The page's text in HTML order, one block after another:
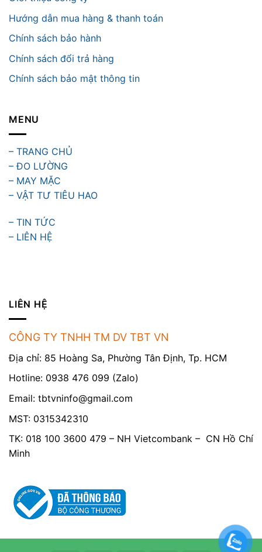
Hướng dẫn mua hàng & thanh toán
Chính sách bảo hành
Chính sách đổi trả hàng
Chính sách bảo mật thông tin
MENU
– TRANG CHỦ
– ĐO LƯỜNG
– MAY MẶC
– VẬT TƯ TIÊU HAO
– TIN TỨC
– LIÊN HỆ
LIÊN HỆ
CÔNG TY TNHH TM DV TBT VN
Địa chỉ: 85 Hoàng Sa, Phường Tân Định, Tp. HCM
Hotline: 0938 476 099 (Zalo)
Email: tbtvninfo@gmail.com
MST: 0315342310
TK: 018 100 3600 479 – NH Vietcombank – CN Hồ Chí
Minh